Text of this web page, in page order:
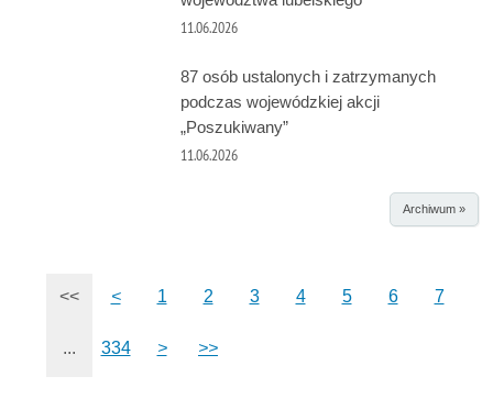
11.06.2026
87 osób ustalonych i zatrzymanych
podczas wojewódzkiej akcji
„Poszukiwany”
11.06.2026
Archiwum »
<< < 1 2 3 4 5 6 7
... 334 > >>